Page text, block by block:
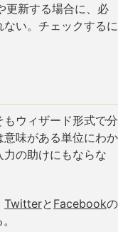
更新する場合に、必
い。チェックするに
ウィザード形式で分
味がある単位にわか
の助けにもならな
Twitterと Facebookの